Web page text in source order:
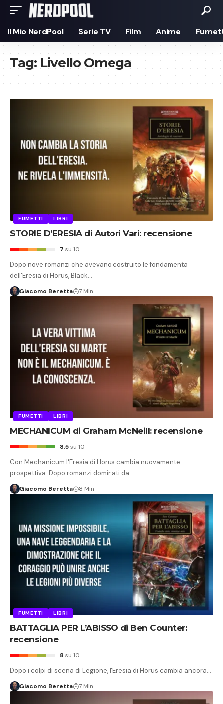
Il Mio NerdPool Serie TV Film Anime
Tag: Livello Omega
FUMETTI LIBRI
STORIE D’ERESIA di Autori Vari: recensione
7 su 10
Dopo nove romanzi che avevano costruito le fondamenta
dell'Eresia di Horus, Black…
Giacomo Beretta 7 Min
FUMETTI LIBRI
MECHANICUM di Graham McNeill: recensione
8.5su 10
Con Mechanicum l'Eresia di Horus cambia nuovamente
prospettiva. Dopo romanzi dominati da…
Giacomo Beretta 8 Min
FUMETTI LIBRI
BATTAGLIA PER L’ABISSO di Ben Counter:
recensione
8 su 10
Dopo i colpi di scena di Legione, l'Eresia di Horus cambia ancora…
Giacomo Beretta 7 Min